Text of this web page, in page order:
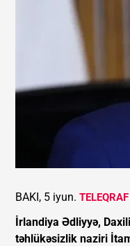
BAKI, 5 iyun. TELEQRAF
İrlandiya Ədliyyə,
təhlükəsizlik naziri